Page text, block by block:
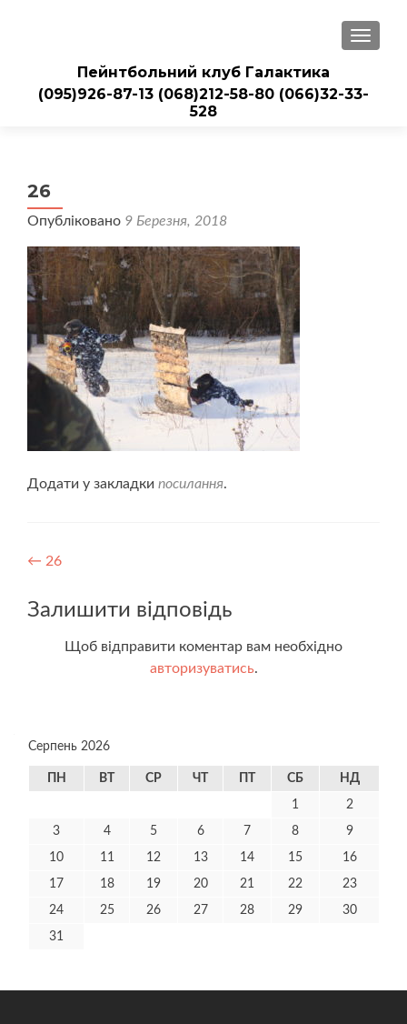
Пейнтбольний клуб Галактика
(095)926-87-13 (068)212-58-80 (066)32-33-
528
26
Опубліковано 9 Березня, 2018
Додати у закладки посилання.
Навігація
записів
← 26
Залишити відповідь
Щоб відправити коментар вам необхідно
авторизуватись.
Серпень 2026
ПН ВТ СР ЧТ СБ НД
1 2
3 4 5 6 7 8 9
10 11 12 13 14 15 16
17 18 19 20 21 22 23
24 25 26 27 28 29 30
31